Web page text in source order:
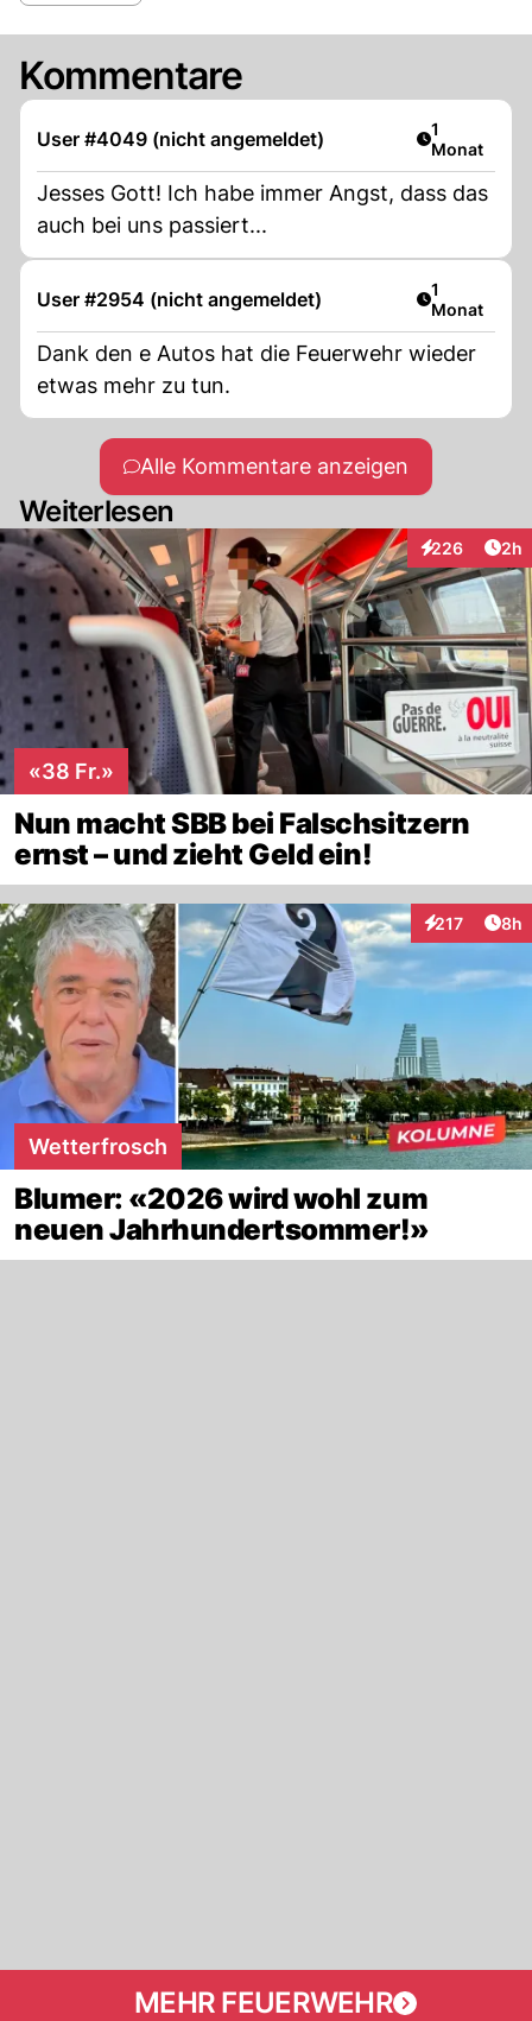
Kommentare
User #4049 (nicht angemeldet) Artikel
1
Monat
Jesses Gott! Ich habe immer Angst, dass das
auch bei uns passiert...
User #2954 (nicht angemeldet) Artikel
1
Monat
Dank den e Autos hat die Feuerwehr wieder
etwas mehr zu tun.
Alle Kommentare anzeigen
Weiterlesen
226
Interaktionen
2h
«38 Fr.»
Nun macht SBB bei Falschsitzern
ernst – und zieht Geld ein!
217
Interaktionen
8h
Wetterfrosch
Blumer: «2026 wird wohl zum
neuen Jahrhundertsommer!»
MEHR FEUERWEHR